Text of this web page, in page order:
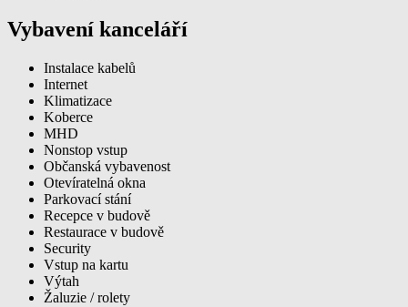
Vybavení kanceláří
Instalace kabelů
Internet
Klimatizace
Koberce
MHD
Nonstop vstup
Občanská vybavenost
Otevíratelná okna
Parkovací stání
Recepce v budově
Restaurace v budově
Security
Vstup na kartu
Výtah
Žaluzie / rolety